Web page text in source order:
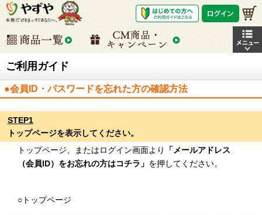
ご利用ガイド
●会員ID・パスワードを忘れた方の確認方法
STEP1
トップページを表示してください。
トップページ、またはログイン画面より
「メールアドレス
（会員ID）をお忘れの方はコチラ」 を押してください。
○トップページ